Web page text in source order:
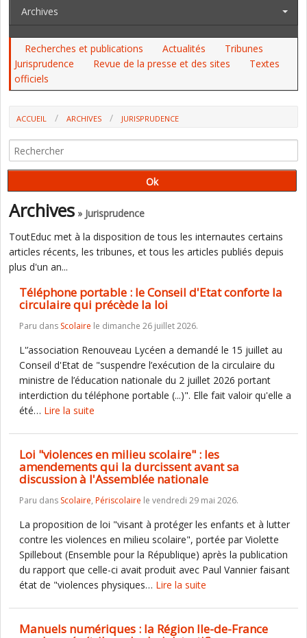
Archives
Recherches et publications Actualités
Tribunes
Jurisprudence
Revue de la presse et des sites
Textes
officiels
ACCUEIL ARCHIVES JURISPRUDENCE
Archives » Jurisprudence
ToutEduc met à la disposition de tous les internautes certains
articles récents, les tribunes, et tous les articles publiés depuis
plus d'un an...
Téléphone portable : le Conseil d'Etat conforte la
circulaire qui précède la loi
Paru dans Scolaire le dimanche 26 juillet 2026.
L'’association Renouveau Lycéen a demandé le 15 juillet au
Conseil d'Etat de "suspendre l’exécution de la circulaire du
ministre de l’éducation nationale du 2 juillet 2026 portant
interdiction du téléphone portable (...)". Elle fait valoir qu'elle a
été… Lire la suite
Loi "violences en milieu scolaire" : les
amendements qui la durcissent avant sa
discussion à l'Assemblée nationale
Paru dans Scolaire, Périscolaire le vendredi 29 mai 2026.
La proposition de loi "visant à protéger les enfants et à lutter
contre les violences en milieu scolaire", portée par Violette
Spillebout (Ensemble pour la République) après la publication
du rapport que celle-ci avait produit avec Paul Vannier faisant
état de "violences physiques… Lire la suite
Manuels numériques : la Région Ile-de-France